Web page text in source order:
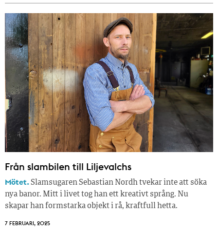
Från slambilen till Liljevalchs
Mötet.Slamsugaren Sebastian Nordh tvekar inte att söka
nya banor. Mitt i livet tog han ett kreativt språng. Nu
skapar han formstarka objekt i rå, kraftfull hetta.
7 FEBRUARI, 2025